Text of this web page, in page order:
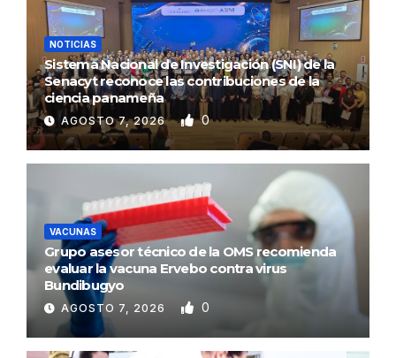
NOTICIAS
Sistema Nacional de Investigación (SNI) de la
Senacyt reconoce las contribuciones de la
ciencia panameña
AGOSTO 7, 2026 0
VACUNAS
Grupo asesor técnico de la OMS recomienda
evaluar la vacuna Ervebo contra virus
Bundibugyo
AGOSTO 7, 2026 0